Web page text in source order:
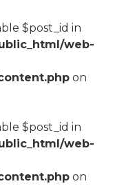
$post_id in
web-
on
$post_id in
web-
on